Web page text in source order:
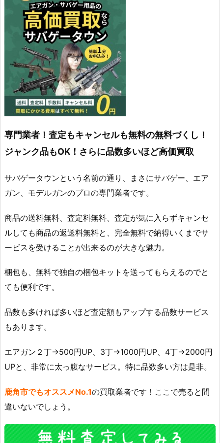
専門業者！査定もキャンセルも無料の無料づくし！
ジャンク品もOK！さらに品数多いほど高価買取
サバゲータウンという名前の通り、まさにサバゲー、エア
ガン、モデルガンのプロの専門業者です。
商品の送料無料、査定料無料、査定が気に入らずキャンセ
ルしても商品の返送料無料と、完全無料で納得いくまでサ
ービスを受けることが出来るのが大きな魅力。
梱包も、無料で独自の梱包キットを送ってもらえるのでと
ても便利です。
品数も多ければ多いほど査定額もアップする品数サービス
もあります。
エアガン２丁→500円UP、3丁→1000円UP、4丁→2000円
UPと、非常に太っ腹なサービス。特に品数多い方は是非。
鹿角市でもオススメNo.1の買取業者です！ここで売ると間
違いないでしょう。